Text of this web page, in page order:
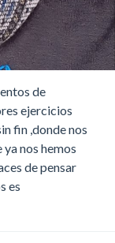
de
ejercicios
fin ,donde nos
nos hemos
de pensar
es